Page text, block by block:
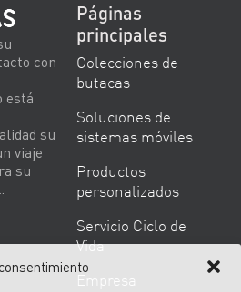
con
está
su
viaje
su
Páginas
principales
Colecciones de
butacas
Soluciones de
sistemas móviles
Productos
personalizados
Servicio Ciclo de
Vida
Empresa